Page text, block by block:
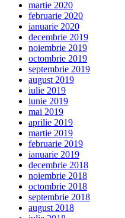
martie 2020
februarie 2020
ianuarie 2020
decembrie 2019
noiembrie 2019
octombrie 2019
septembrie 2019
august 2019
iulie 2019
iunie 2019
mai 2019
aprilie 2019
martie 2019
februarie 2019
ianuarie 2019
decembrie 2018
noiembrie 2018
octombrie 2018
septembrie 2018
august 2018